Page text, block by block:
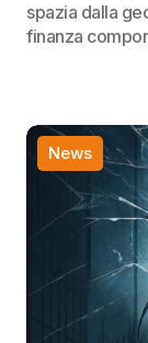
spazia dalla
finanza
News